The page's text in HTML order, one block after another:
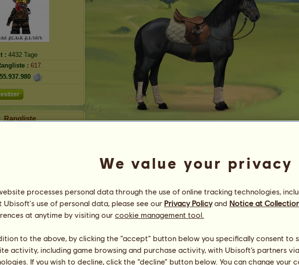
: 4432 Tage
: 617.
Rangliste
Energie 100 %
Moral
100 %
Fähigkeiten
Tempo
205.94
Dressur
687.04
Galopp
We value your privacy
processes personal data through the use of online tracking technologies,
Ubisoft's use of personal data, please see our Privacy Policyand Notice at
at anytime by visiting our cookie management tool.
to the above, by clicking the “accept” button below you specifically consent to
activity, including game browsing and purchase activity, with Ubisoft’s partners
If you wish to decline, click the “decline” button below. You can change your